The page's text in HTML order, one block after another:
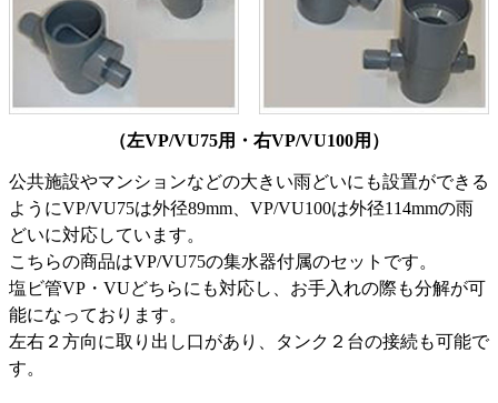
（左VP/VU75用・右VP/VU100用）
公共施設やマンションなどの大きい雨どいにも設置ができる
ようにVP/VU75は外径89mm、VP/VU100は外径114mmの雨
どいに対応しています。
こちらの商品はVP/VU75の集水器付属のセットです。
塩ビ管VP・VUどちらにも対応し、お手入れの際も分解が可
能になっております。
左右２方向に取り出し口があり、タンク２台の接続も可能で
す。